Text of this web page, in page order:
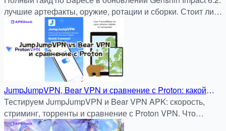
лучшие артефакты, оружие, ротации и сборки. Стоит ли
крутить — анализ и советы.
JumpJumpVPN, Bear VPN и сравнение с Proton: какой
APK нужен для стриминга, торрентов и безопасного
серфинга
Тестируем JumpJumpVPN и Bear VPN APK: скорость,
стриминг, торренты и сравнение с Proton VPN. Что
выбрать для Android и безопасного обхода блокировок?